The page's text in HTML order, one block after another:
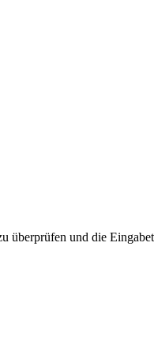
überprüfen und die